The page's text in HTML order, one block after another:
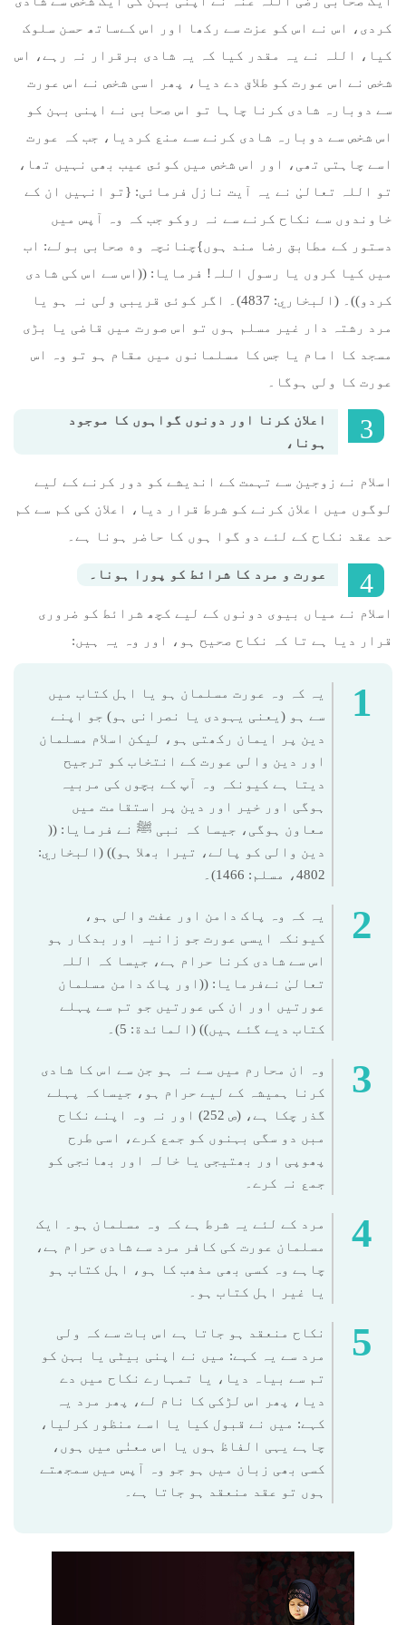
کردی، اس نے اس کو عزت سے رکھا اور اس کےساتھ حسن سلوک
کیا، اللہ نے یہ مقدر کیا کہ یہ شادی برقرار نہ رہے، اس
شخص نے اس عورت کو طلاق دے دیا، پھر اسی شخص نے اس عورت
سے دوبارہ شادی کرنا چاہا تو اس صحابی نے اپنی بہن کو
اس شخص سے دوبارہ شادی کرنے سے منع کردیا، جب کہ عورت
اسے چاہتی تھی، اور اس شخص میں کوئى عیب بھی نہیں تھا،
تو اللہ تعالیٰ نے یہ آیت نازل فرمائی: {تو انہیں ان کے
خاوندوں سے نکاح کرنے سے نہ روکو جب کہ وہ آپس میں
دستور کے مطابق رضا مند ہوں}چنانچہ وه صحابی بولے: اب
میں کیا کروں یا رسول اللہ! فرمایا: ((اس سے اس کی شادی
کردو))۔ (البخاري: 4837)۔ اگر کوئى قریبی ولی نہ ہو یا
مرد رشتہ دار غیر مسلم ہوں تو اس صورت میں قاضی یا بڑی
مسجد کا امام یا جس کا مسلمانوں میں مقام ہو تو وہ اس
عورت کا ولی ہوگا۔
اعلان کرنا اور دونوں گواہوں کا موجود
ہونا،
اسلام نے زوجین سے تہمت کے اندیشے کو دور کرنے کے ليے
لوگوں میں اعلان کرنے کو شرط قرار دیا، اعلان کی کم سے کم
حد عقد نکاح کے لئے دو گوا ہوں کا حاضر ہونا ہے۔
عورت و مرد کا شرائط کو پورا ہونا۔
اسلام نے میاں بیوی دونوں کے لیے کچھ شرائط کو ضروری
قرار دیا ہے تا کہ نکاح صحیح ہو، اور وہ یہ ہیں:
یہ کہ وہ عورت مسلمان ہو یا اہل کتاب میں
سے ہو (یعنی یہودی یا نصرانی ہو) جو اپنے
دین پر ایمان رکھتی ہو، لیکن اسلام مسلمان
اور دین والی عورت کے انتخاب کو ترجیح
دیتا ہے کیونکہ وہ آپ کے بچوں کی مربیہ
ہوگی اور خیر اور دین پر استقامت میں
معاون ہوگی، جیسا کہ نبی ﷺ نے فرمایا: ((
دین والی کو پالے، تیرا بھلا ہو)) (البخاري:
4802، مسلم: 1466)۔
یہ کہ وہ پاک دامن اور عفت والی ہو،
کیونکہ ایسی عورت جو زانیہ اور بدکار ہو
اس سے شادی کرنا حرام ہے، جیسا کہ اللہ
تعالیٰ نےفرمایا: ((اور پاک دامن مسلمان
عورتیں اور ان کی عورتیں جو تم سے پہلے
کتاب ديے گئے ہیں)) (المائدة: 5)۔
وہ ان محارم میں سے نہ ہو جن سے اس کا شادی
کرنا ہمیشہ کے لیے حرام ہو، جیساکہ پہلے
گذر چکا ہے، (ص 252) اور نہ وہ اپنے نکاح
مبں دو سگی بہنوں کو جمع کرے، اسی طرح
پھوپی اور بھتیجی یا خالہ اور بھانجی کو
جمع نہ کرے۔
مرد کے لئے یہ شرط ہے کہ وہ مسلمان ہو۔ ایک
مسلمان عورت کی کافر مرد سے شادی حرام ہے،
چاہے وہ کسی بھی مذھب کا ہو، اہل کتاب ہو
یا غیر اہل کتاب ہو۔
نکاح منعقد ہو جاتا ہے اس بات سے کہ ولی
مرد سے یہ کہے: میں نے اپنی بیٹی یا بہن کو
تم سے بیاہ دیا، یا تمہارے نکاح میں دے
دیا، پھر اس لڑکی کا نام لے، پھر مرد یہ
کہے: میں نے قبول کیا یا اسے منظور کرلیا،
چاہے یہی الفاظ ہوں یا اس معنٰی میں ہوں،
کسی بھی زبان میں ہو جو وہ آپس میں سمجھتے
ہوں تو عقد منعقد ہو جاتا ہے۔